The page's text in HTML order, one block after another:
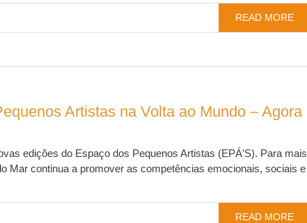
READ MORE
Artistas na Volta ao Mundo – Agora
edições do Espaço dos Pequenos Artistas (EPÁ’S). Para mais
continua a promover as competências emocionais, sociais e
READ MORE